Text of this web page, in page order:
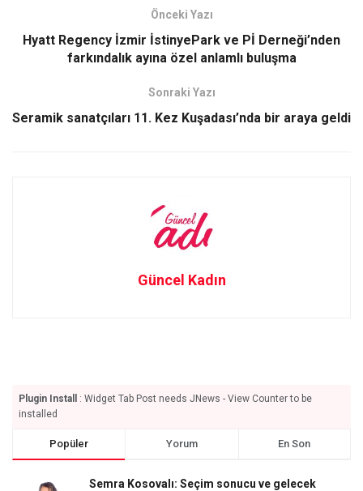
o
o
n
Önceki Yazı
Hyatt Regency İzmir İstinyePark ve Pİ Derneği’nden
farkındalık ayına özel anlamlı buluşma
Sonraki Yazı
Seramik sanatçıları 11. Kez Kuşadası’nda bir araya geldi
Güncel Kadın
Plugin Install
: Widget Tab Post needs JNews - View Counter to be
installed
Popüler Yorum En Son
Semra Kosovalı: Seçim sonucu ve gelecek